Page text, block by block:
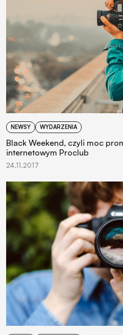
NEWSY WYDARZENIA
Black Weekend, czyli moc
internetowym Proclub
24.11.2017